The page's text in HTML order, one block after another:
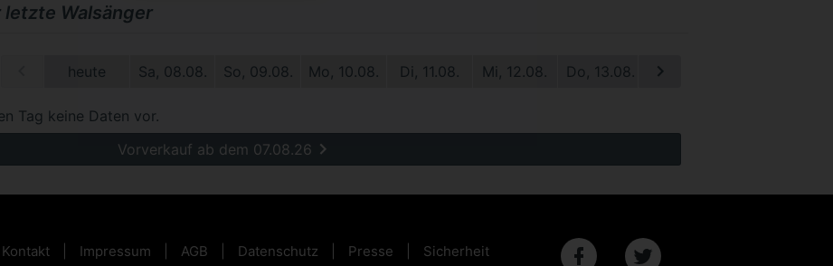
letzte Walsänger
heute Sa, 08.08. So, 09.08. Mo, 10.08. Di, 11.08. Mi, 12.08. Do, 13.08. Fr, 14.08.
Tag keine Daten vor.
Vorverkauf ab dem 07.08.26
Kontakt Impressum AGB Datenschutz Presse Sicherheit